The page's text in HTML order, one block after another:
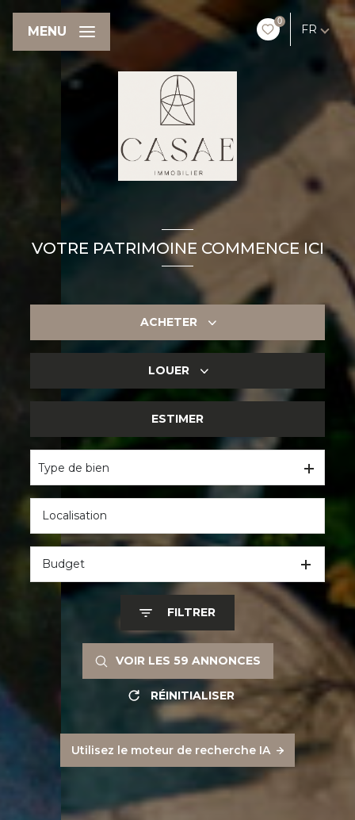
0
FR
MENU
VOTRE PATRIMOINE COMMENCE ICI
ACHETER
DU NEUF
LOUER
DE L'HABITATIONESTIMER
Type de bien
Budget
FILTRER
VOIR LES 59 ANNONCES
RÉINITIALISER
Utilisez le moteur de recherche IA